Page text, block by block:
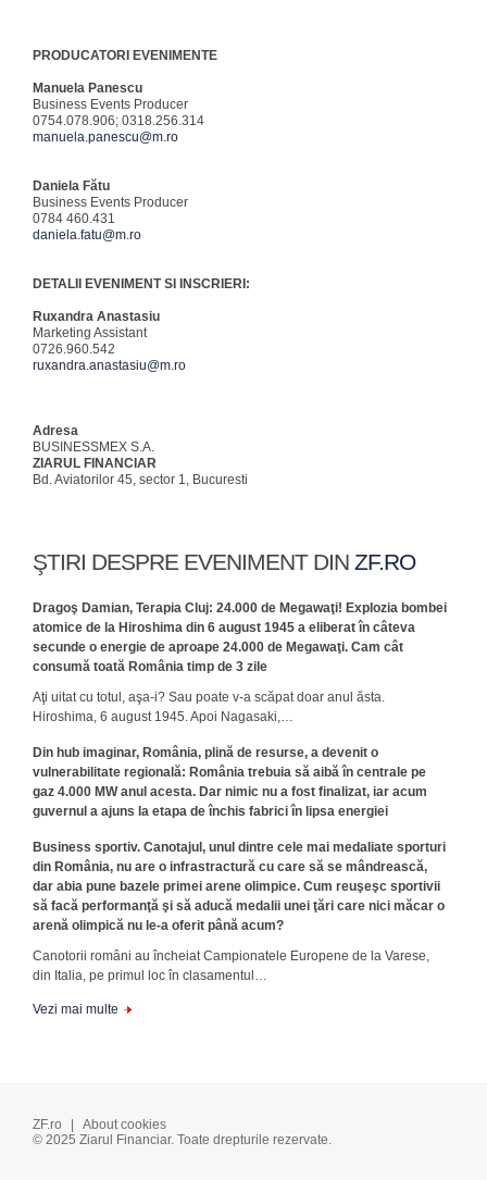
PRODUCATORI EVENIMENTE
Manuela Panescu
Business Events Producer
0754.078.906; 0318.256.314
manuela.panescu@m.ro
Daniela Fătu
Business Events Producer
0784 460.431
daniela.fatu@m.ro
DETALII EVENIMENT SI INSCRIERI:
Ruxandra Anastasiu
Marketing Assistant
0726.960.542
ruxandra.anastasiu@m.ro
Adresa
BUSINESSMEX S.A.
ZIARUL FINANCIAR
Bd. Aviatorilor 45, sector 1, Bucuresti
ŞTIRI DESPRE EVENIMENT DIN ZF.RO
Dragoş Damian, Terapia Cluj: 24.000 de Megawaţi! Explozia bombei
atomice de la Hiroshima din 6 august 1945 a eliberat în câteva
secunde o energie de aproape 24.000 de Megawaţi. Cam cât
consumă toată România timp de 3 zile
Aţi uitat cu totul, aşa-i? Sau poate v-a scăpat doar anul ăsta.
Hiroshima, 6 august 1945. Apoi Nagasaki,…
Din hub imaginar, România, plină de resurse, a devenit o
vulnerabilitate regională: România trebuia să aibă în centrale pe
gaz 4.000 MW anul acesta. Dar nimic nu a fost finalizat, iar acum
guvernul a ajuns la etapa de închis fabrici în lipsa energiei
Business sportiv. Canotajul, unul dintre cele mai medaliate sporturi
din România, nu are o infrastractură cu care să se mândrească,
dar abia pune bazele primei arene olimpice. Cum reuşeşc sportivii
să facă performanţă şi să aducă medalii unei ţări care nici măcar o
arenă olimpică nu le-a oferit până acum?
Canotorii români au încheiat Campionatele Europene de la Varese,
din Italia, pe primul loc în clasamentul…
Vezi mai multe
ZF.ro
About cookies
© 2025 Ziarul Financiar. Toate drepturile rezervate.